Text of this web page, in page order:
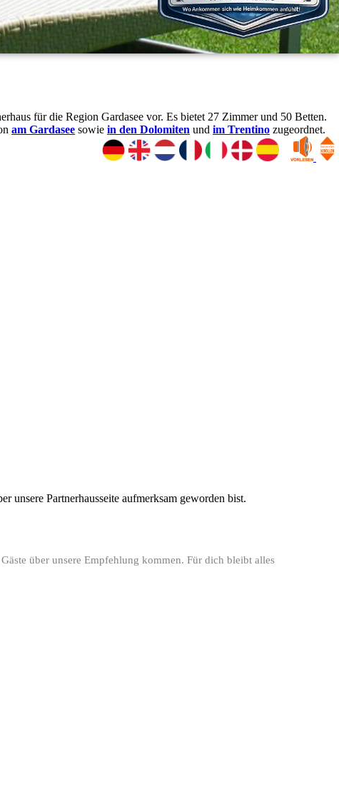
für die Region Gardasee vor. Es bietet 27 Zimmer und 50 Betten.
am Gardasee sowie in den Dolomiten und im Trentino zugeordnet.
unsere Partnerhausseite aufmerksam geworden bist.
über unsere Empfehlung kommen. Für dich bleibt alles